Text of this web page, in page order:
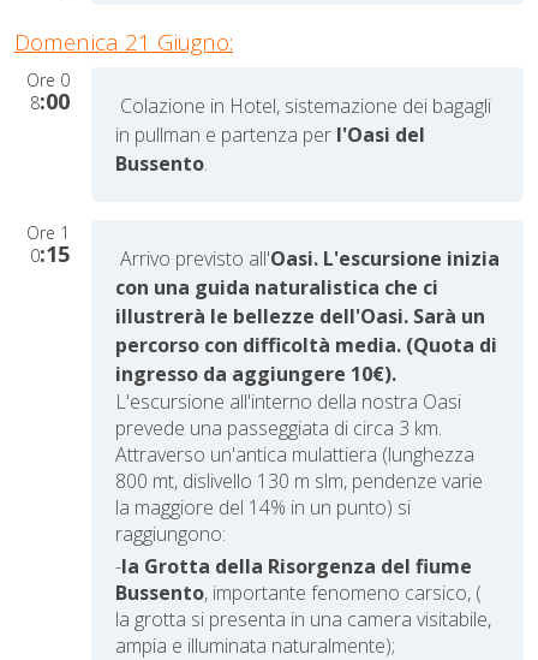
Domenica 21 Giugno:
Ore 0
8:00
Colazione in Hotel, sistemazione dei bagagli
in pullman e partenza per l'Oasi del
Bussento.
Ore 1
0:15 Arrivo previsto all'Oasi. L'escursione inizia
con una guida naturalistica che ci
illustrerà le bellezze dell'Oasi. Sarà un
percorso con difficoltà media. (Quota di
ingresso da aggiungere 10€).
L'escursione all'interno della nostra Oasi
prevede una passeggiata di circa 3 km.
Attraverso un'antica mulattiera (lunghezza
800 mt, dislivello 130 m slm, pendenze varie
la maggiore del 14% in un punto) si
raggiungono:
-la Grotta della Risorgenza del fiume
Bussento, importante fenomeno carsico, (
la grotta si presenta in una camera visitabile,
ampia e illuminata naturalmente);